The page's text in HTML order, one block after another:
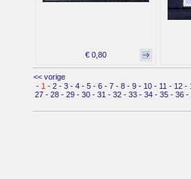
€ 0,80
<< vorige
- 1 - 2- 3- 4- 5- 6- 7- 8- 9- 10- 11 - 12-
27- 28- 29- 30- 31 - 32- 33- 34- 35- 36-